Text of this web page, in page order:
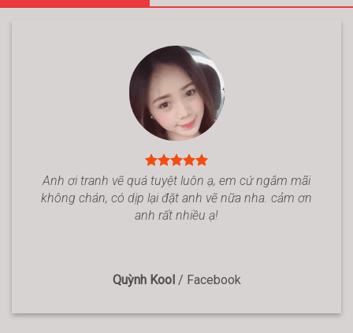
Anh ơi tranh vẽ quá tuyệt luôn ạ, em cứ ngắm mãi
không chán, có dịp lại đặt anh vẽ nữa nha. cảm ơn
anh rất nhiều ạ!
Quỳnh Kool / Facebook